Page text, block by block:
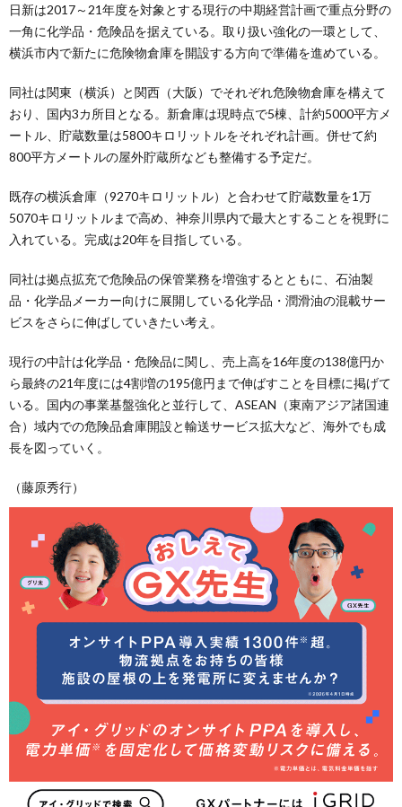
日新は2017～21年度を対象とする現行の中期経営計画で重点分野の
一角に化学品・危険品を据えている。取り扱い強化の一環として、
横浜市内で新たに危険物倉庫を開設する方向で準備を進めている。
同社は関東（横浜）と関西（大阪）でそれぞれ危険物倉庫を構えて
おり、国内3カ所目となる。新倉庫は現時点で5棟、計約5000平方メ
ートル、貯蔵数量は5800キロリットルをそれぞれ計画。併せて約
800平方メートルの屋外貯蔵所なども整備する予定だ。
既存の横浜倉庫（9270キロリットル）と合わせて貯蔵数量を1万
5070キロリットルまで高め、神奈川県内で最大とすることを視野に
入れている。完成は20年を目指している。
同社は拠点拡充で危険品の保管業務を増強するとともに、石油製
品・化学品メーカー向けに展開している化学品・潤滑油の混載サー
ビスをさらに伸ばしていきたい考え。
現行の中計は化学品・危険品に関し、売上高を16年度の138億円か
ら最終の21年度には4割増の195億円まで伸ばすことを目標に掲げて
いる。国内の事業基盤強化と並行して、ASEAN（東南アジア諸国連
合）域内での危険品倉庫開設と輸送サービス拡大など、海外でも成
長を図っていく。
（藤原秀行）